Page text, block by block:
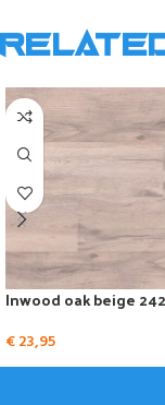
Inwood oak beige
€23,95